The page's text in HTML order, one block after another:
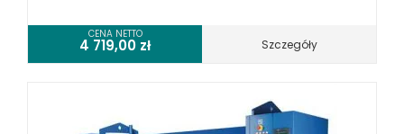
ZAGINARKI DO BLACHY, MECHANICZNE
ŻŁOBIARKI DO BLACHY
URZĄDZENIA WARSZTATOWE I TRANSPORTOWE
CENA NETTO
4 719,00 zł Szczegóły